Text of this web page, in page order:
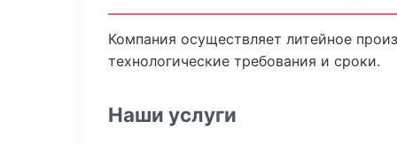
Компания осуществляет литейное
технологические требования и сроки.
Наши услуги